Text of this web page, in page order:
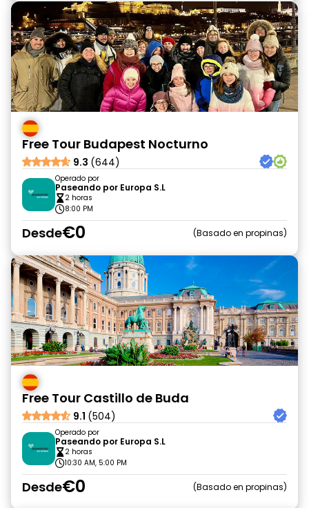
Free Tour Budapest Nocturno
9.3 (644)
Operado por
Paseando por Europa S.L
2 horas
8:00 PM
Desde€0 Basado en propinas
Free Tour Castillo de Buda
9.1 (504)
Operado por
Paseando por Europa S.L
2 horas
10:30 AM, 5:00 PM
Desde€0 Basado en propinas